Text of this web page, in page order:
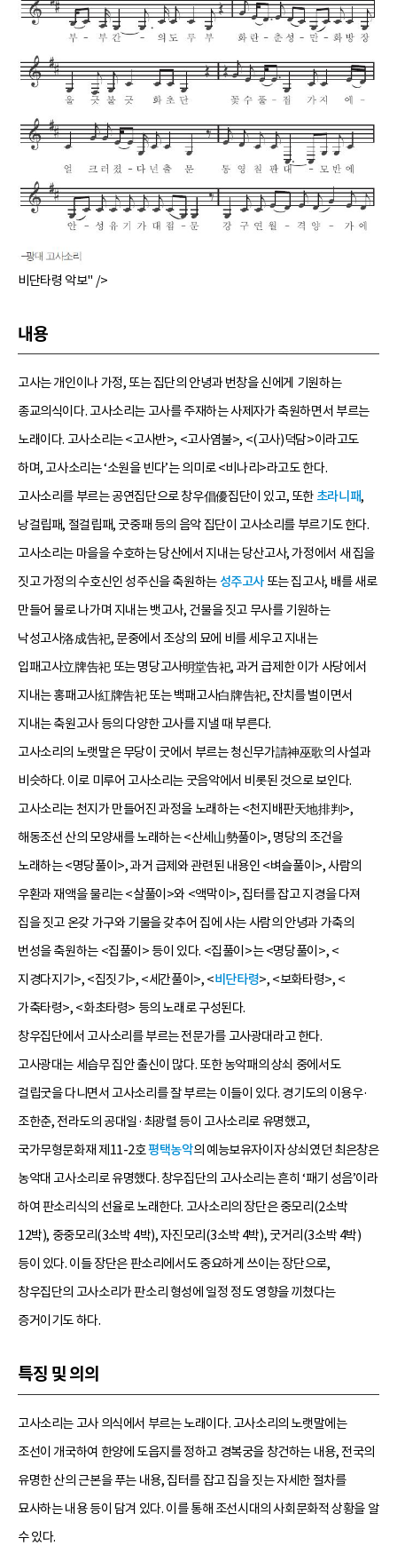
비단타령 악보" />
내용
고사는 개인이나 가정, 또는 집단의 안녕과 번창을 신에게 기원하는
종교의식이다. 고사소리는 고사를 주재하는 사제자가 축원하면서 부르는
노래이다. 고사소리는 <고사반>, <고사염불>, <(고사)덕담>이라고도
하며, 고사소리는 ‘소원을 빈다’는 의미로 <비나리>라고도 한다.
고사소리를 부르는 공연집단으로 창우倡優집단이 있고, 또한 초라니패,
낭걸립패, 절걸립패, 굿중패 등의 음악 집단이 고사소리를 부르기도 한다.
고사소리는 마을을 수호하는 당산에서 지내는 당산고사, 가정에서 새 집을
짓고 가정의 수호신인 성주신을 축원하는성주고사 또는 집고사, 배를 새로
만들어 물로 나가며 지내는 뱃고사, 건물을 짓고 무사를 기원하는
낙성고사洛成告祀, 문중에서 조상의 묘에 비를 세우고 지내는
입패고사立牌告祀 또는 명당고사明堂告祀, 과거 급제한 이가 사당에서
지내는 홍패고사紅牌告祀 또는 백패고사白牌告祀, 잔치를 벌이면서
지내는 축원고사 등의 다양한 고사를 지낼 때 부른다.
고사소리의 노랫말은 무당이 굿에서 부르는 청신무가請神巫歌의 사설과
비슷하다. 이로 미루어 고사소리는 굿음악에서 비롯된 것으로 보인다.
고사소리는 천지가 만들어진 과정을 노래하는 <천지배판天地排判>,
해동조선 산의 모양새를 노래하는 <산세山勢풀이>, 명당의 조건을
노래하는 <명당풀이>, 과거 급제와 관련된 내용인 <벼슬풀이>, 사람의
우환과 재액을 물리는 <살풀이>와 <액막이>, 집터를 잡고 지경을 다져
집을 짓고 온갖 가구와 기물을 갖추어 집에 사는 사람의 안녕과 가축의
번성을 축원하는 <집풀이> 등이 있다. <집풀이>는 <명당풀이>, <
지경다지기>, <집짓기>, <세간풀이>, <비단타령>, <보화타령>, <
가축타령>, <화초타령> 등의 노래로 구성된다.
창우집단에서 고사소리를 부르는 전문가를 고사광대라고 한다.
고사광대는 세습무 집안 출신이 많다. 또한 농악패의 상쇠 중에서도
걸립굿을 다니면서 고사소리를 잘 부르는 이들이 있다. 경기도의 이용우·
조한춘, 전라도의 공대일·최광렬 등이 고사소리로 유명했고,
국가무형문화재 제11-2호평택농악의 예능보유자이자 상쇠였던 최은창은
농악대 고사소리로 유명했다. 창우집단의 고사소리는 흔히 ‘패기 성음’이라
하여 판소리식의 선율로 노래한다. 고사소리의 장단은 중모리(2소박
12박), 중중모리(3소박 4박), 자진모리(3소박 4박), 굿거리(3소박 4박)
등이 있다. 이들 장단은 판소리에서도 중요하게 쓰이는 장단으로,
창우집단의 고사소리가 판소리 형성에 일정 정도 영향을 끼쳤다는
증거이기도 하다.
특징 및 의의
고사소리는 고사 의식에서 부르는 노래이다. 고사소리의 노랫말에는
조선이 개국하여 한양에 도읍지를 정하고 경복궁을 창건하는 내용, 전국의
유명한 산의 근본을 푸는 내용, 집터를 잡고 집을 짓는 자세한 절차를
묘사하는 내용 등이 담겨 있다. 이를 통해 조선시대의 사회문화적 상황을 알
수 있다.